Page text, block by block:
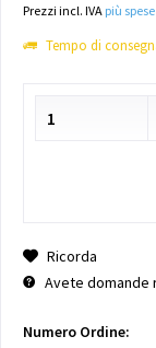
Prezzi incl. IVA più
Tempo di
Ricorda
Avete domande
Numero Ordine: